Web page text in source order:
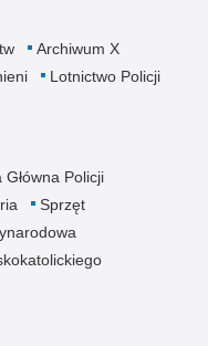
Archiwum X
Lotnictwo Policji
Główna Policji
Sprzęt